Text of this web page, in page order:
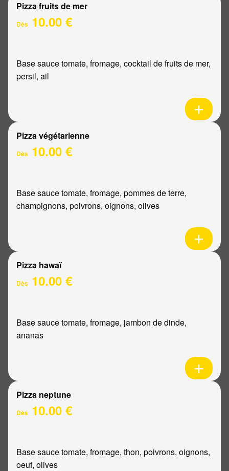
Pizza fruits de mer
Dès 10.00 €
Base sauce tomate, fromage, cocktail de fruits de mer,
persil, ail
Pizza végétarienne
Dès 10.00 €
Base sauce tomate, fromage, pommes de terre,
champignons, poivrons, oignons, olives
Pizza hawaï
Dès 10.00 €
Base sauce tomate, fromage, jambon de dinde,
ananas
Pizza neptune
Dès 10.00 €
Base sauce tomate, fromage, thon, poivrons, oignons,
oeuf, olives